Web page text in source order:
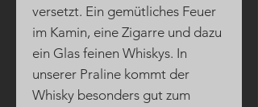
versetzt. Ein gemütliches Feuer
im Kamin, eine Zigarre und dazu
ein Glas feinen Whiskys. In
unserer Praline kommt der
Whisky besonders gut zum